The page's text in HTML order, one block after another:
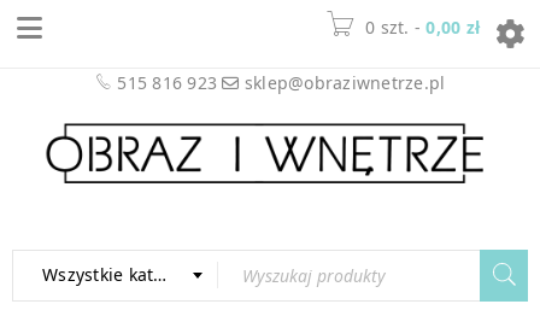
515 816 923 sklep@obraziwnetrze.pl
0 - 0,00 zł
Wszystkie kategorie